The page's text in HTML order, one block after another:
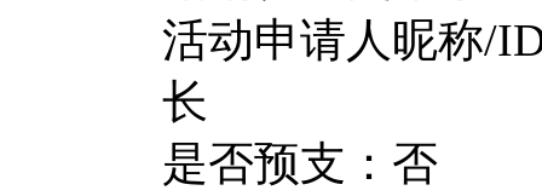
活动申请人昵称/
长
是否预支：否